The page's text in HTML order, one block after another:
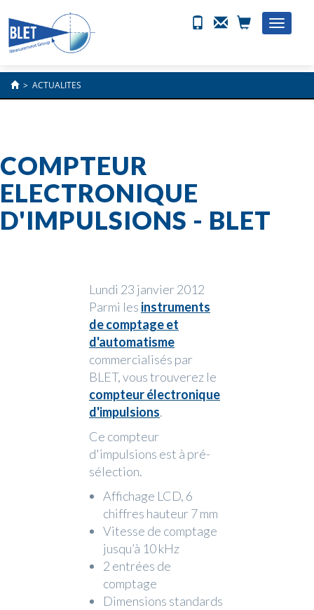
Toggle
> ACTUALITES
COMPTEUR
ELECTRONIQUE
D'IMPULSIONS - BLET
Lundi 23 janvier 2012
Parmi les instruments
de comptage et
d'automatisme
commercialisés par
BLET, vous trouverez le
compteur électronique
d'impulsions.
Ce compteur
d'impulsions est à pré-
sélection.
Affichage LCD, 6
chiffres hauteur 7 mm
Vitesse de comptage
jusqu’à 10 kHz
2 entrées de
comptage
Dimensions standards